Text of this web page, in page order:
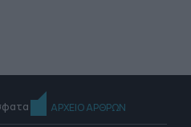
ΑΡΧΕΙΟ ΑΡΘΡΩΝ